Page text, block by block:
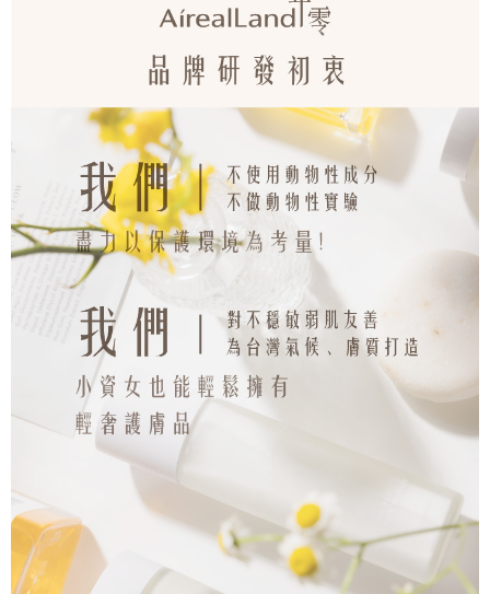
每筆NT$80，滿NT$888(含以上)免運費
國家/地區配送 查看運費